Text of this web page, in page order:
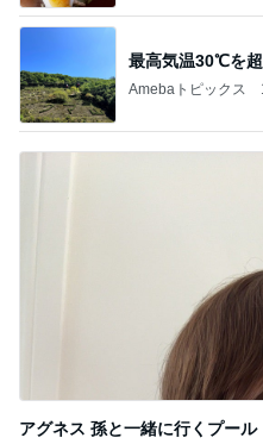
最高気温30℃を
Amebaトピックス
アグネス 孫と一緒に行くプール